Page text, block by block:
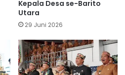
Kepala Desa se-Barito
Utara
29 Juni 2026